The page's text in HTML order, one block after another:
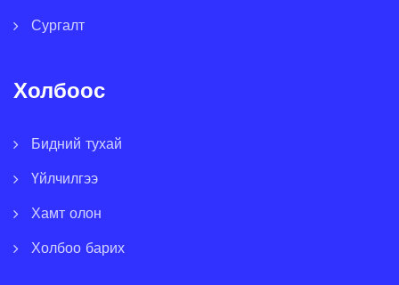
Сургалт
Холбоос
Бидний тухай
Үйлчилгээ
Хамт олон
Холбоо барих